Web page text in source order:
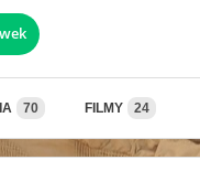
70 FILMY 24